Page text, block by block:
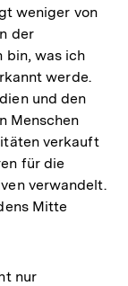
weniger von
der
bin, was ich
werde.
und den
Menschen
verkauft
für die
verwandelt.
Mitte
nur